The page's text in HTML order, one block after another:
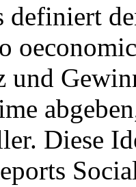
definiert
und
Diese